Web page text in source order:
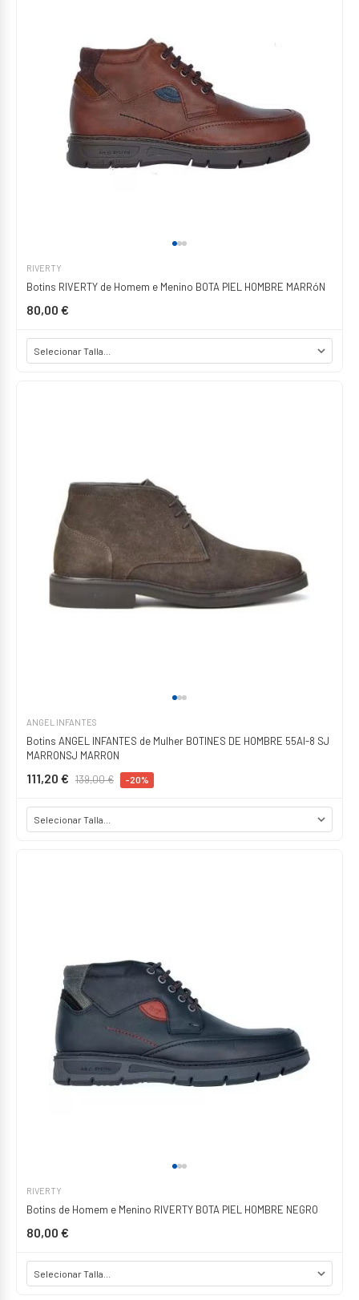
RIVERTY
Botins RIVERTY de Homem e Menino BOTA PIEL HOMBRE MARRóN
80,00 €
ANGEL INFANTES
Botins ANGEL INFANTES de Mulher BOTINES DE HOMBRE 55AI-8 SJ
MARRONSJ MARRON
111,20 € 139,00 € -20%
RIVERTY
Botins de Homem e Menino RIVERTY BOTA PIEL HOMBRE NEGRO
80,00 €